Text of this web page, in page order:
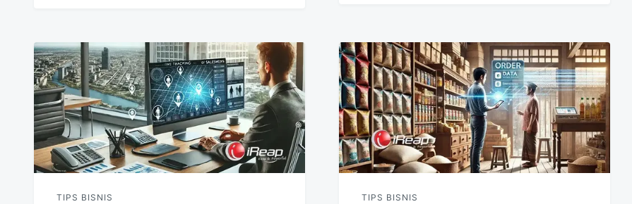
TIPS BISNIS TIPS BISNIS